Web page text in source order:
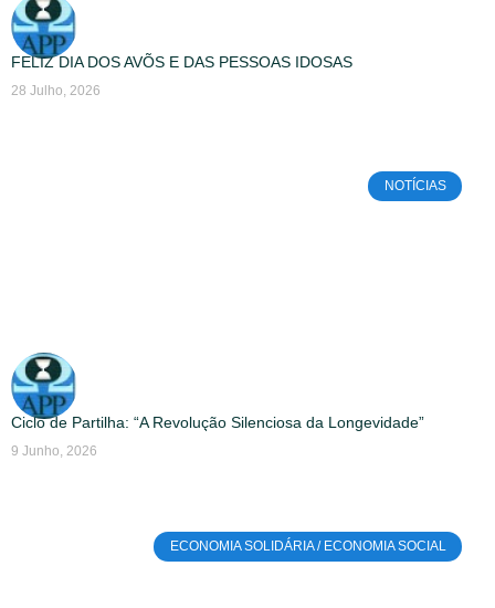
FELIZ DIA DOS AVÕS E DAS PESSOAS IDOSAS
28 Julho, 2026
NOTÍCIAS
Ciclo de Partilha: “A Revolução Silenciosa da Longevidade”
9 Junho, 2026
ECONOMIA SOLIDÁRIA / ECONOMIA SOCIAL